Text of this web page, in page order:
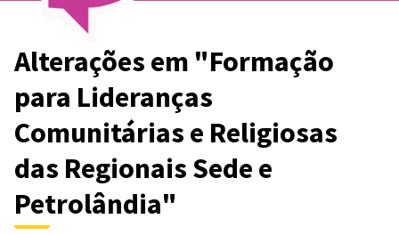
Alterações em "Formação
para Lideranças
Comunitárias e Religiosas
das Regionais Sede e
Petrolândia"